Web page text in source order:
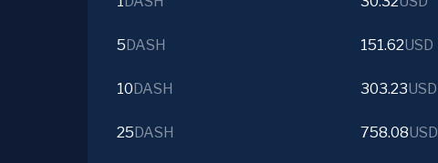
5DASH 151.62USD
10DASH 303.23USD
25DASH 758.08USD